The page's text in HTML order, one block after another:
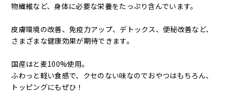
物繊維など、身体に必要な栄養をたっぷり含んでいます。
皮膚環境の改善、免疫力アップ、デトックス、便秘改善など、
さまざまな健康効果が期待できます。
国産はと麦100%使用。
ふわっと軽い食感で、クセのない味なのでおやつはもちろん、
トッピングにもぜひ！